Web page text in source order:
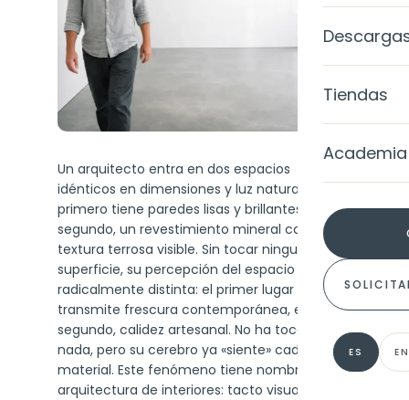
COLORES
48
Level
Level
INDUSTRIA
Blog
Tiendas
Academia
ES EN
Un arquitecto entra en dos espacios
idénticos en dimensiones y luz natural. El
primero tiene paredes lisas y brillantes. El
segundo, un revestimiento mineral con
textura terrosa visible. Sin tocar ninguna
superficie, su percepción del espacio ya es
radicalmente distinta: el primer lugar le
transmite frescura contemporánea, el
segundo, calidez artesanal. No ha tocado
nada, pero su cerebro ya «siente» cada
material. Este fenómeno tiene nombre en
arquitectura de interiores: tacto visual.